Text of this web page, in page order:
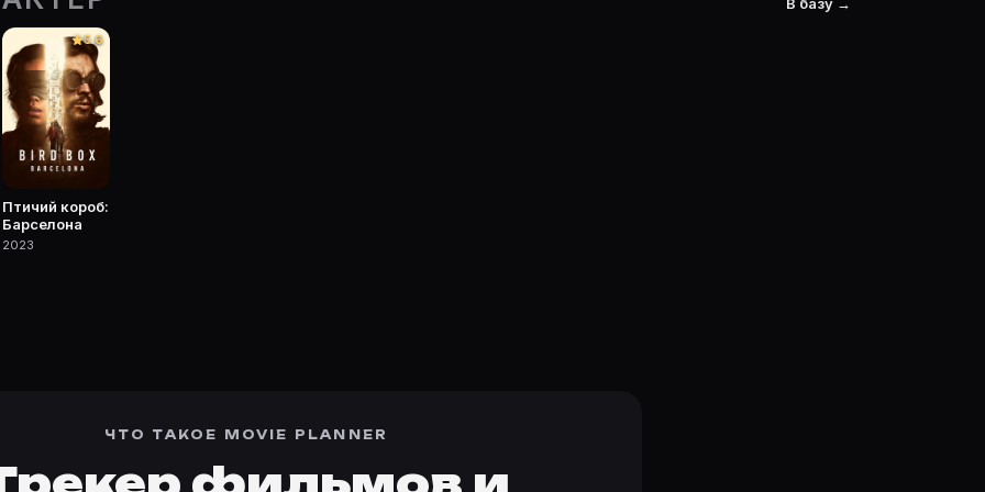
Movie Planner.
сериалы, роли и фото.
5.6
Птичий короб:
Барселона
2023
ЧТО ТАКОЕ MOVIE PLANNER